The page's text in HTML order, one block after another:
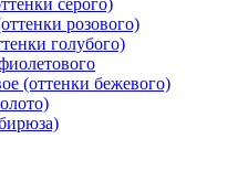
серого)
розового)
голубого)
(оттенки бежевого)